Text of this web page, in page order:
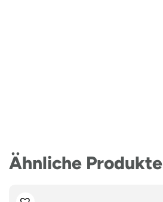
Ähnliche Produkte